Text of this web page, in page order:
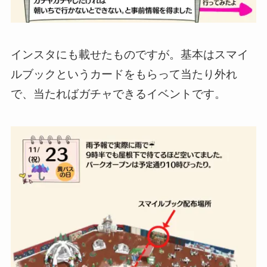
インスタにも載せたものですが。基本はスマイ
ルブックというカードをもらって当たり外れ
で、当たればガチャできるイベントです。